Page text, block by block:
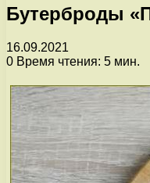
Бутерброды
16.09.2021
0 Время чтения: 5 мин.